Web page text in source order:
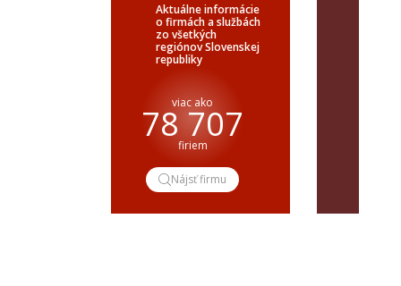
Aktuálne informácie
o firmách a službách
zo všetkých
regiónov Slovenskej
republiky
viac ako
78 707
firiem
Nájsť firmu